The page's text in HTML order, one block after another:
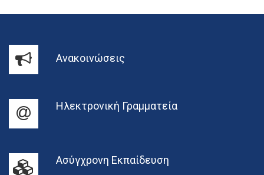
Ανακοινώσεις
Ηλεκτρονική Γραμματεία
Ασύγχρονη Εκπαίδευση